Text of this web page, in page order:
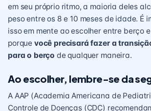
em seu próprio ritmo, a maioria deles
peso entre os 8 e 10 meses de idade. É
isso em mente ao escolher entre berço
porque você precisará fazer a
para o berço de qualquer maneira.
Ao escolher, lembre-se da
A AAP (Academia Americana de
Controle de Doenças (CDC)